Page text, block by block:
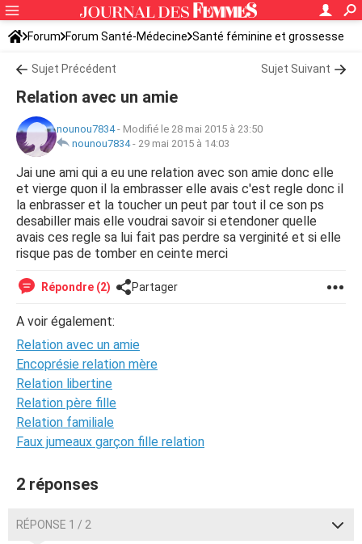
Forum Forum Santé-Médecine Santé féminine et grossesse
Sujet Précédent Sujet Suivant
Relation avec un amie
nounou7834- Modifié le 28 mai 2015 à 23:50
nounou7834- 29 mai 2015 à 14:03
Jai une ami qui a eu une relation avec son amie donc elle
et vierge quon il la embrasser elle avais c'est regle donc il
la enbrasser et la toucher un peut par tout il ce son ps
desabiller mais elle voudrai savoir si etendoner quelle
avais ces regle sa lui fait pas perdre sa verginité et si elle
risque pas de tomber en ceinte merci
Répondre (2) Partager
A voir également:
Relation avec un amie
Encoprésie relation mère
Relation libertine
Relation père fille
Relation familiale
Faux jumeaux garçon fille relation
2 réponses
RÉPONSE 1 / 2